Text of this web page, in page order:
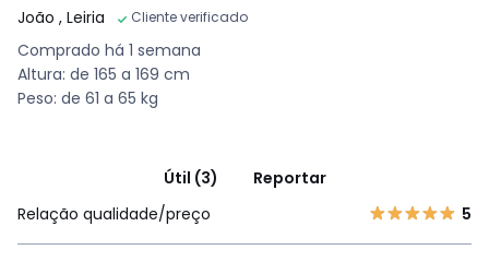
João , Leiria Cliente verificado
Comprado há 1 semana
Altura: de 165 a 169 cm
Peso: de 61 a 65 kg
Útil (3)
Reportar
Relação qualidade/preço
5